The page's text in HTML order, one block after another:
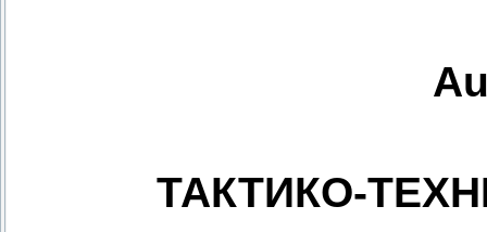
ТАКТИКО-